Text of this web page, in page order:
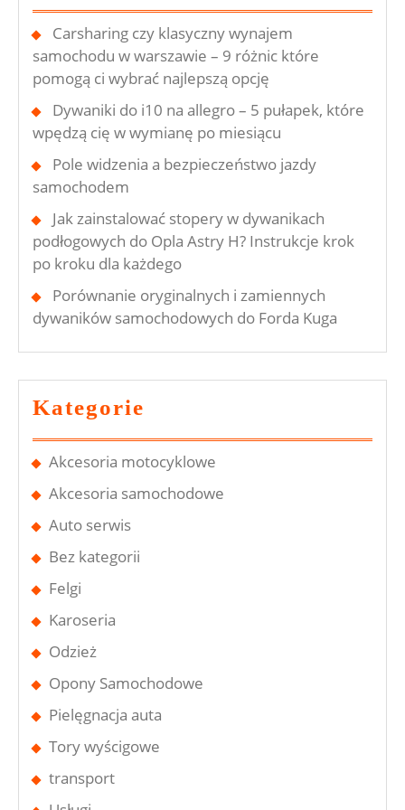
Carsharing czy klasyczny wynajem
samochodu w warszawie – 9 różnic które
pomogą ci wybrać najlepszą opcję
Dywaniki do i10 na allegro – 5 pułapek, które
wpędzą cię w wymianę po miesiącu
Pole widzenia a bezpieczeństwo jazdy
samochodem
Jak zainstalować stopery w dywanikach
podłogowych do Opla Astry H? Instrukcje krok
po kroku dla każdego
Porównanie oryginalnych i zamiennych
dywaników samochodowych do Forda Kuga
Kategorie
Akcesoria motocyklowe
Akcesoria samochodowe
Auto serwis
Bez kategorii
Felgi
Karoseria
Odzież
Opony Samochodowe
Pielęgnacja auta
Tory wyścigowe
transport